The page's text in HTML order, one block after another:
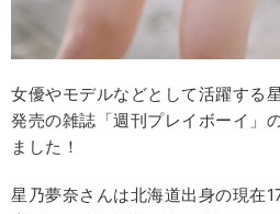
女優やモデルなどとして活躍する
発売の雑誌「週刊プレイボーイ」
ました！
星乃夢奈さんは北海道出身の現在